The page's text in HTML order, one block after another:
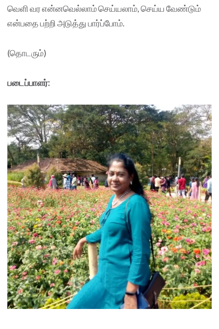
வெளி வர என்னவெல்லாம் செய்யலாம், செய்ய வேண்டும்
என்பதை பற்றி அடுத்து பார்ப்போம்.
(தொடரும்)
படைப்பாளர்: